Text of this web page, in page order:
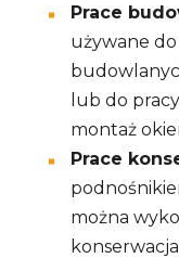
Prace
używane
lub do
montaż
Prace
można